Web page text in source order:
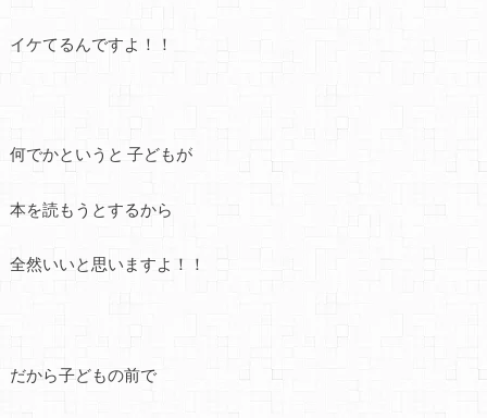
イケてるんですよ！！
何でかというと 子どもが
本を読もうとするから
全然いいと思いますよ！！
だから子どもの前で